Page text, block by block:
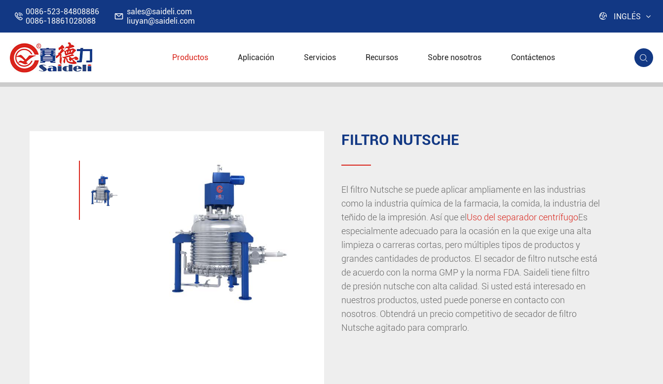
 0086-523-84808886
0086-18861028088
 sales@saideli.com
liuyan@saideli.com
 INGLÉS
Productos Aplicación Servicios Recursos Sobre nosotros Contáctenos 
Inicio Productos
FILTRO NUTSCHE
El filtro Nutsche se puede aplicar ampliamente en las industrias
como la industria química de la farmacia, la comida, la industria del
teñido de la impresión. Así que el Uso del separador centrífugoEs
especialmente adecuado para la ocasión en la que exige una alta
limpieza o carreras cortas, pero múltiples tipos de productos y
grandes cantidades de productos. El secador de filtro nutsche está
de acuerdo con la norma GMP y la norma FDA. Saideli tiene filtro
de presión nutsche con alta calidad. Si usted está interesado en
nuestros productos, usted puede ponerse en contacto con
nosotros. Obtendrá un precio competitivo de secador de filtro
Nutsche agitado para comprarlo.